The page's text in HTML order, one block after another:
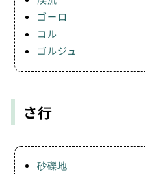
ゴーロ
コル
ゴルジュ
さ行
砂礫地